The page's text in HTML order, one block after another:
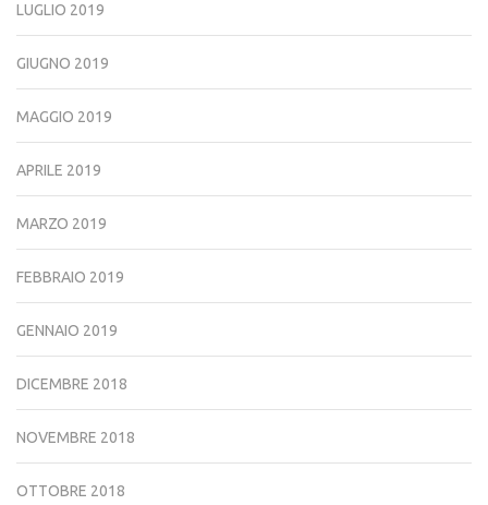
LUGLIO 2019
GIUGNO 2019
MAGGIO 2019
APRILE 2019
MARZO 2019
FEBBRAIO 2019
GENNAIO 2019
DICEMBRE 2018
NOVEMBRE 2018
OTTOBRE 2018